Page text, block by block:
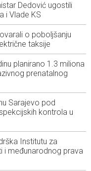
Dedović ugostili
i Vlade KS
o poboljšanju
taksije
planirano 1.3 miliona
prenatalnog
Sarajevo pod
kontrola u
Institutu za
i međunarodnog prava